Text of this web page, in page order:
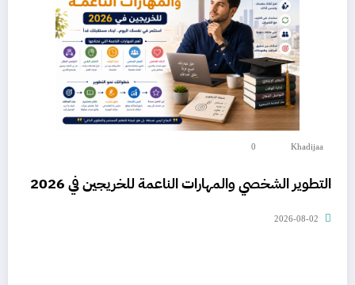
Khadijaa
0
التطوير الشخصي والمهارات الناعمة للخريجين في 2026
2026-08-02